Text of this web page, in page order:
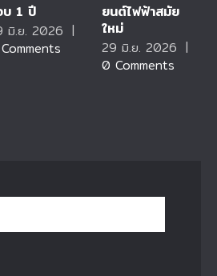
บ 1 ปี
มิ.ย. 2026 |
ยนต์ไฟฟ้าสมัย
ใหม่
29 มิ.ย. 2026 |
0 Comments